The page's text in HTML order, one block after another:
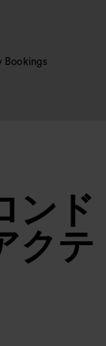
Bookings
ンド
クテ